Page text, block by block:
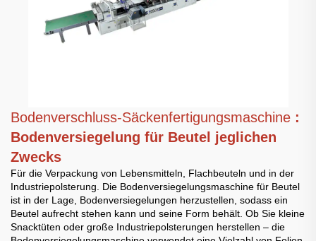
Bodenverschluss-Säckenfertigungsmaschine :
Bodenversiegelung für Beutel jeglichen
Zwecks
Für die Verpackung von Lebensmitteln, Flachbeuteln und in der
Industriepolsterung. Die Bodenversiegelungsmaschine für Beutel
ist in der Lage, Bodenversiegelungen herzustellen, sodass ein
Beutel aufrecht stehen kann und seine Form behält. Ob Sie kleine
Snacktüten oder große Industriepolsterungen herstellen – die